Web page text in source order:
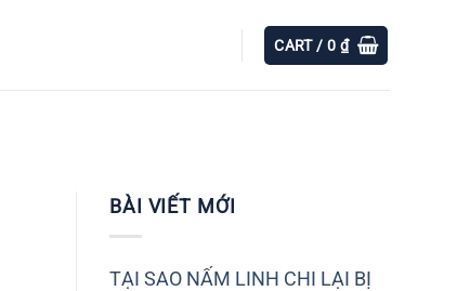
CART /0 ₫
BÀI VIẾT MỚI
TẠI SAO NẤM LINH CHI LẠI BỊ